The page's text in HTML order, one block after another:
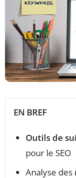
EN BREF
Outils de
pour le SEO
Analyse des